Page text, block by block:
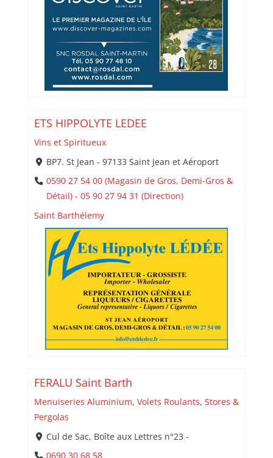
ETS HIPPOLYTE LEDEE
Vins et Spiritueux
BP7. St Jean - 97133 Saint Jean et Aéroport
0590 27 54 00 (Magasin de Gros, Demi-Gros &
Détail) - 05 90 27 94 31 (Direction)
Saint Barthélemy
FERALU Saint Barth
Menuiseries Aluminium, Volets Roulants, Stores &
Pergolas
Cul de Sac, Boîte aux Lettres n°23 -
0690 30 68 58